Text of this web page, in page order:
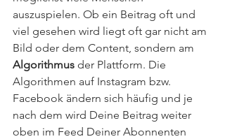
auszuspielen. Ob ein Beitrag oft und
viel gesehen wird liegt oft gar nicht am
Bild oder dem Content, sondern am
Algorithmus der Plattform. Die
Algorithmen auf Instagram bzw.
Facebook ändern sich häufig und je
nach dem wird Deine Beitrag weiter
oben im Feed Deiner Abonnenten